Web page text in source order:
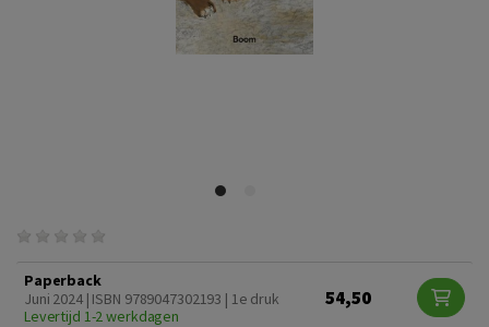
Paperback
Juni 2024 | ISBN 9789047302193 | 1e druk
Levertijd 1-2 werkdagen
54,50